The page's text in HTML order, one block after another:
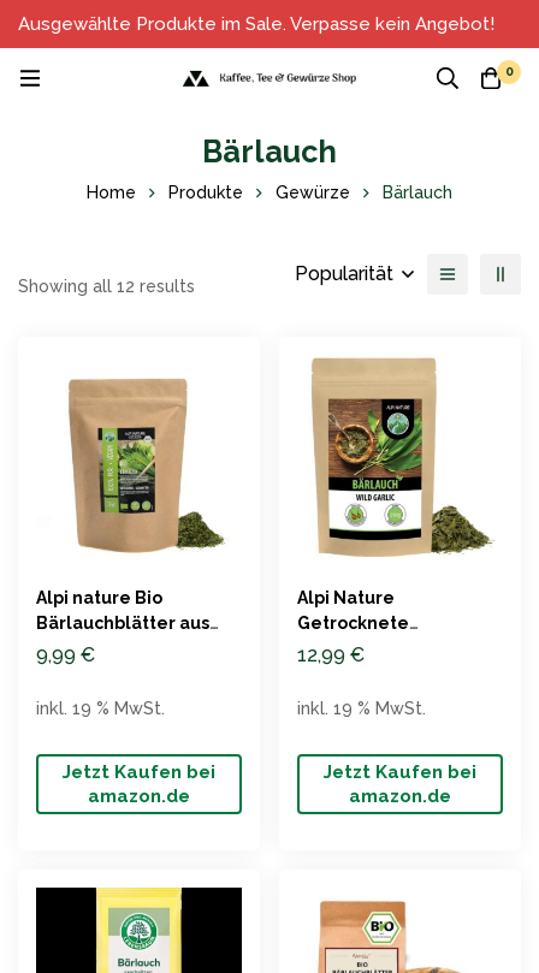
Ausgewählte Produkte im Sale. Verpasse kein Angebot!
0
Bärlauch
Home Produkte Gewürze Bärlauch
Showing all 12 results
Popularität
Alpi nature Bio
Bärlauchblätter aus
kontrolliertem Anbau
9,99 €
Jetzt Kaufen bei
amazon.de
inkl. 19 % MwSt.
Alpi Nature
Getrocknete
Bärlauchblätter, 250g,
12,99 €
Jetzt Kaufen bei
amazon.de
inkl. 19 % MwSt.